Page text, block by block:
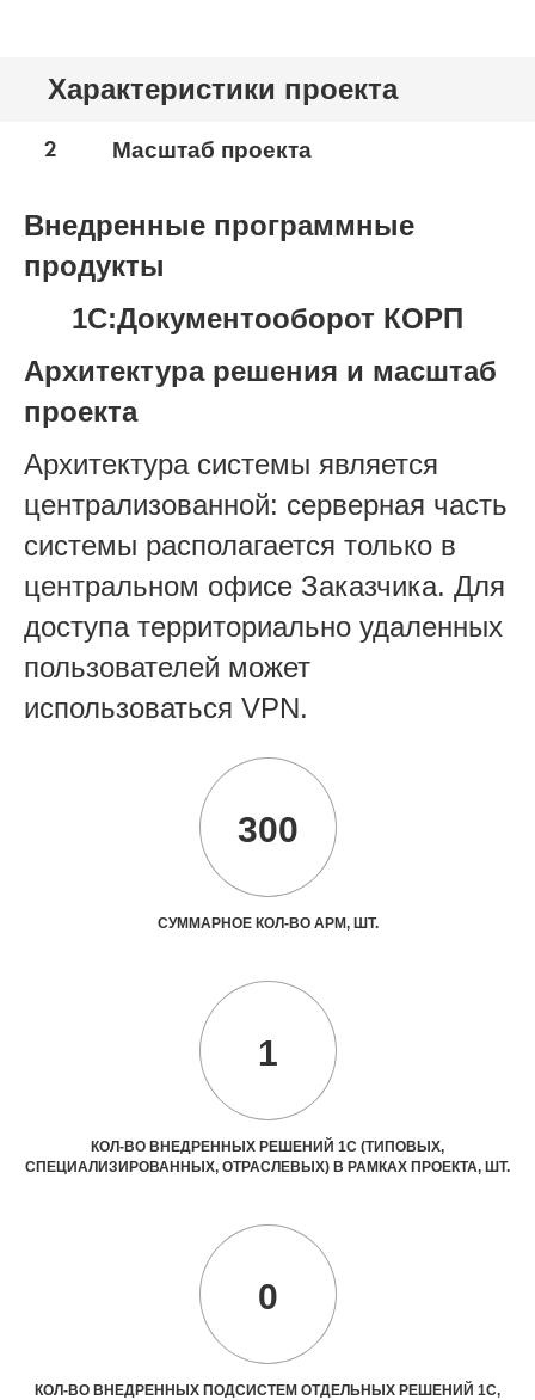
Характеристики проекта
2 Масштаб проекта
Внедренные программные
продукты
1С:Документооборот КОРП
Архитектура решения и масштаб
проекта
Архитектура системы является
централизованной: серверная часть
системы располагается только в
центральном офисе Заказчика. Для
доступа территориально удаленных
пользователей может
использоваться VPN.
300
СУММАРНОЕ КОЛ-ВО АРМ, ШТ.
1
КОЛ-ВО ВНЕДРЕННЫХ РЕШЕНИЙ 1С (ТИПОВЫХ,
СПЕЦИАЛИЗИРОВАННЫХ, ОТРАСЛЕВЫХ) В РАМКАХ ПРОЕКТА, ШТ.
0
КОЛ-ВО ВНЕДРЕННЫХ ПОДСИСТЕМ ОТДЕЛЬНЫХ РЕШЕНИЙ 1С,